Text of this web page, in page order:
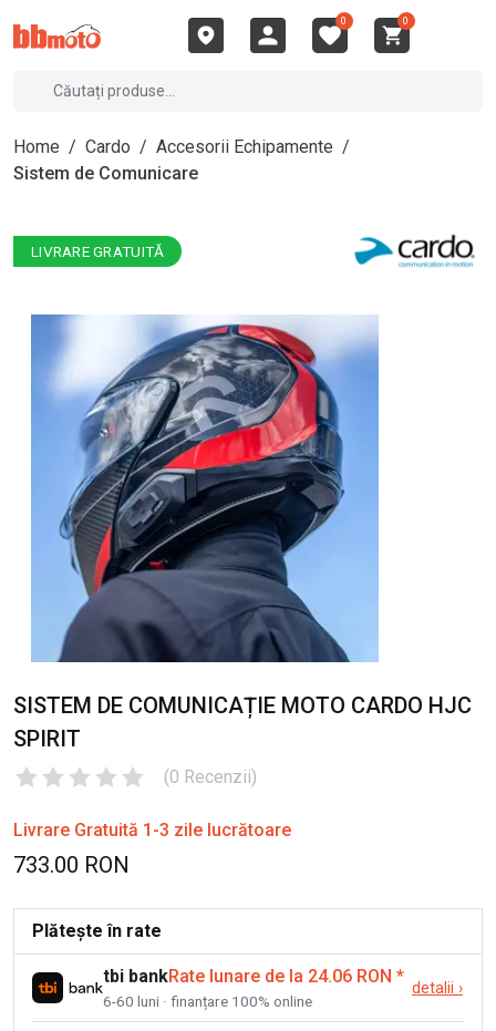
0 0
Home / Cardo / Accesorii Echipamente /
Sistem de Comunicare
LIVRARE GRATUITĂ
SISTEM DE COMUNICAȚIE MOTO CARDO HJC
SPIRIT
(0 Recenzii)
Livrare Gratuită 1-3 zile lucrătoare
733.00 RON
Plătește în rate
tbi bankRate lunare de la 24.06 RON *
6-60 luni · finanțare 100% online
detalii ›